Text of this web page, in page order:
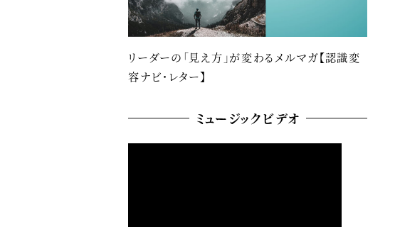
リーダーの「見え方」が変わるメルマガ【認識変
容ナビ・レター】
ミュージックビデオ